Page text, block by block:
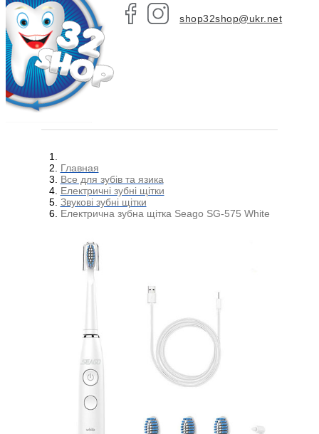
shop32shop@ukr.net
Главная
Все для зубів та язика
Електричні зубні щітки
Звукові зубні щітки
Електрична зубна щітка Seago SG-575 White